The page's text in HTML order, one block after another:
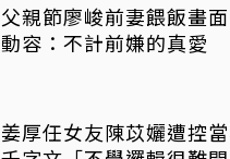
父親節廖峻前妻餵飯畫
動容：不計前嫌的真愛
姜厚任女友陳苡孋遭控